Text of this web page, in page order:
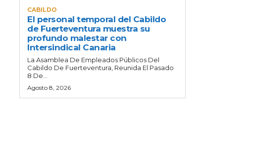
CABILDO
El personal temporal del Cabildo
de Fuerteventura muestra su
profundo malestar con
Intersindical Canaria
La Asamblea De Empleados Públicos Del
Cabildo De Fuerteventura, Reunida El Pasado
8 De...
Agosto 8, 2026